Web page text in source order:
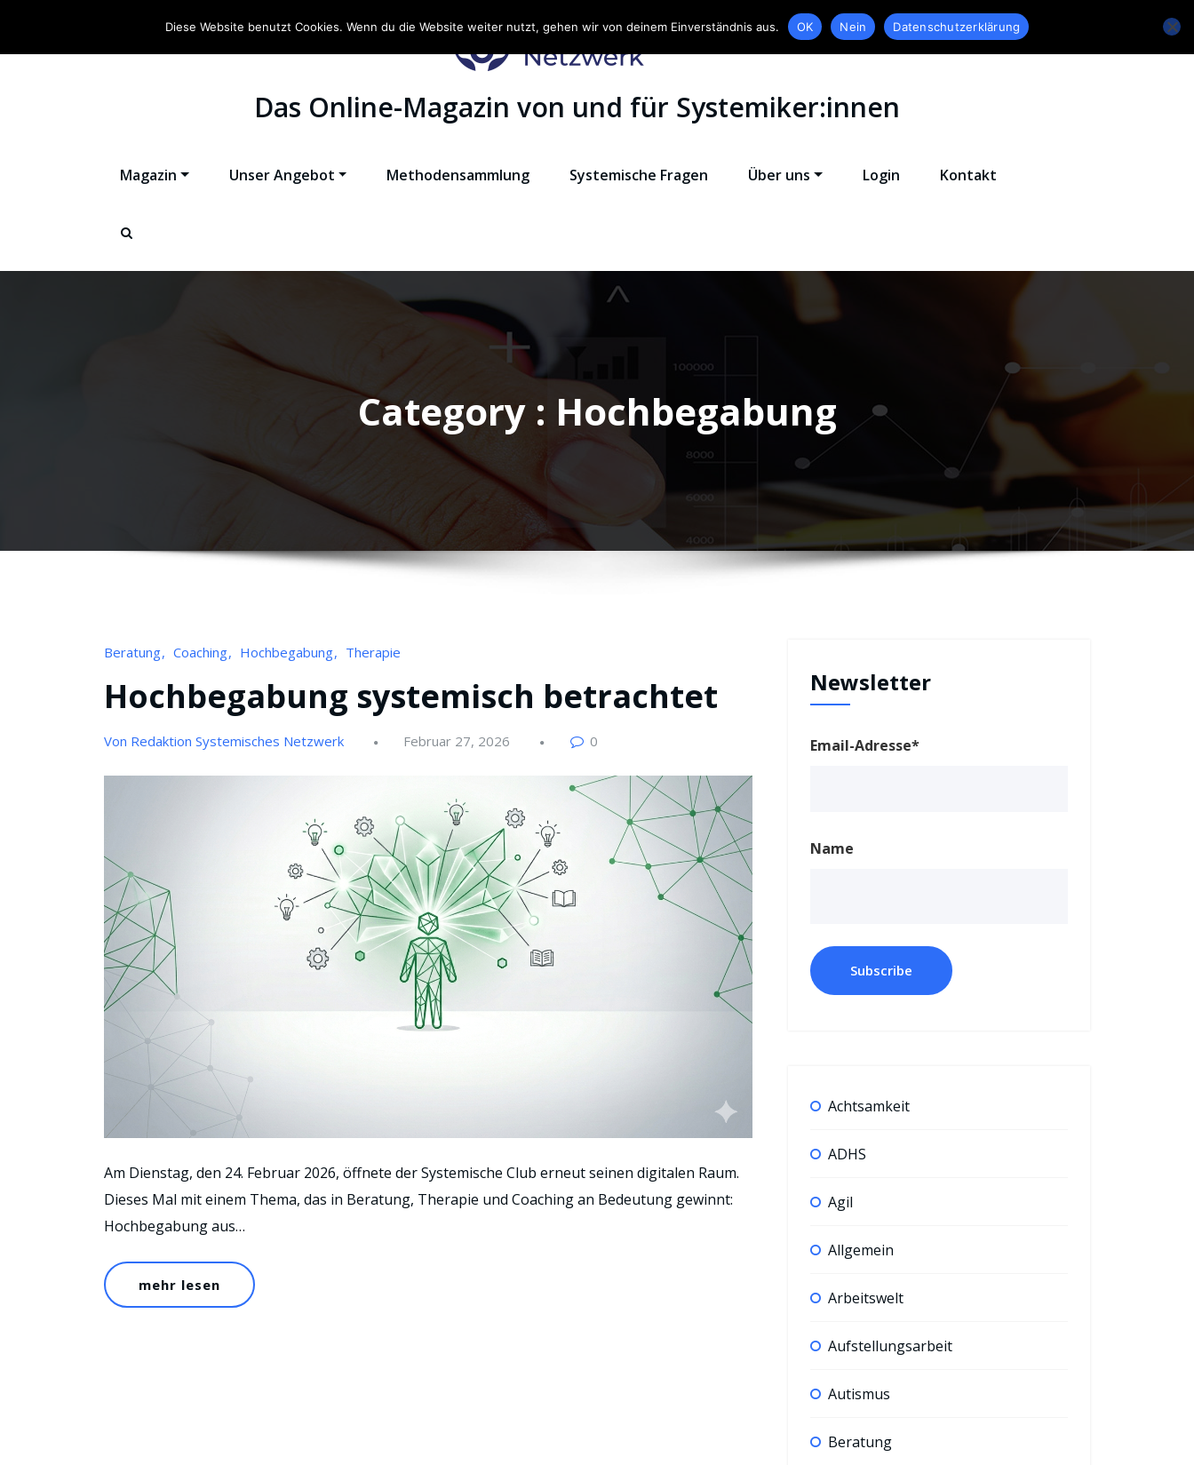
Das Online-Magazin von und für Systemiker:innen
Magazin Unser Angebot Methodensammlung Systemische Fragen Über uns Login Kontakt
Category : Hochbegabung
Beratung Coaching Hochbegabung Therapie
Hochbegabung systemisch betrachtet
Von Redaktion Systemisches Netzwerk Februar 27, 2026 0
Am Dienstag, den 24. Februar 2026, öffnete der Systemische Club erneut seinen digitalen Raum.
Dieses Mal mit einem Thema, das in Beratung, Therapie und Coaching an Bedeutung gewinnt:
Hochbegabung aus…
mehr lesen
Newsletter
Email-Adresse*
Name
Achtsamkeit
ADHS
Agil
Allgemein
Arbeitswelt
Aufstellungsarbeit
Autismus
Beratung
Diese Website benutzt Cookies. Wenn du die Website weiter nutzt, gehen wir von deinem Einverständnis aus. OK Nein Datenschutzerklärung